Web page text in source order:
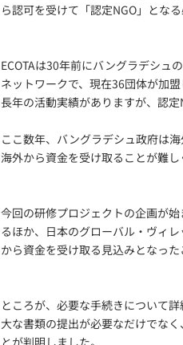
ら認可を受けて「認定NGO」となる
ECOTAは30年前にバングラデシュ
ネットワークで、現在36団体が加
長年の活動実績がありますが、認定
ここ数年、バングラデシュ政府は
海外から資金を受け取ることが難し
今回の研修プロジェクトの企画が
るほか、日本のグローバル・ヴィ
から資金を受け取る見込みとなった
ところが、必要な手続きについて
大な書類の提出が必要なだけでな
とが判明しました。